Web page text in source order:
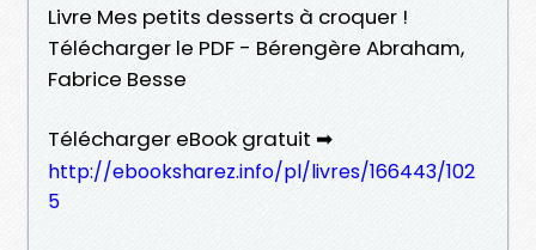
Livre Mes petits desserts à croquer !
Télécharger le PDF - Bérengère Abraham,
Fabrice Besse
Télécharger eBook gratuit ➡
http://ebooksharez.info/pl/livres/166443/102
5